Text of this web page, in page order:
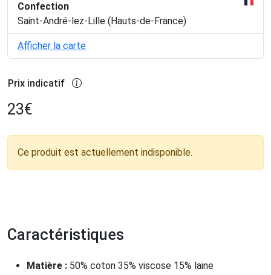
Confection
Saint-André-lez-Lille (Hauts-de-France)
Afficher la carte
Prix indicatif
23€
Ce produit est actuellement indisponible.
Caractéristiques
Matière : 50% coton 35% viscose 15% laine